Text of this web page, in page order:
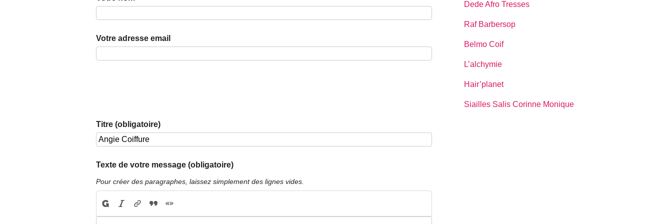
Votre adresse email
Titre (obligatoire)
Texte de votre message (obligatoire)
Pour créer des paragraphes, laissez simplement des lignes vides.
Dede Afro Tresses
Raf Barbersop
Belmo Coif
L’alchymie
Hair’planet
Siailles Salis Corinne Monique